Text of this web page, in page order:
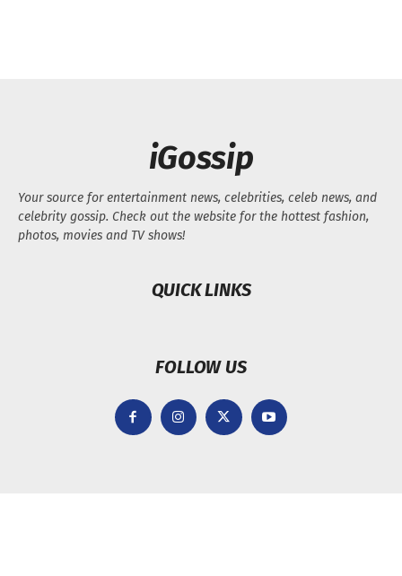
iGossip
Your source for entertainment news, celebrities, celeb news, and
celebrity gossip. Check out the website for the hottest fashion,
photos, movies and TV shows!
QUICK LINKS
FOLLOW US